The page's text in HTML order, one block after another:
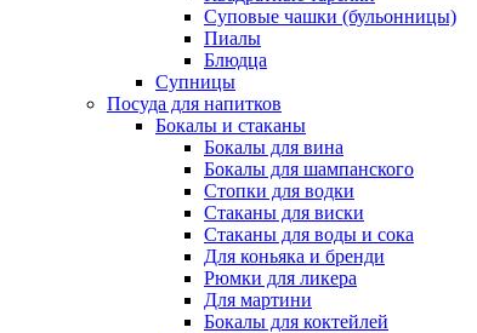
Суповые чашки (бульонницы)
Пиалы
Блюдца
Супницы
Посуда для напитков
Бокалы и стаканы
Бокалы для вина
Бокалы для шампанского
Стопки для водки
Стаканы для виски
Стаканы для воды и сока
Для коньяка и бренди
Рюмки для ликера
Для мартини
Бокалы для коктейлей